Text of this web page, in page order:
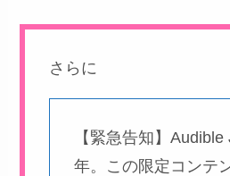
さらに
【緊急告知】
年。この限定コンテ